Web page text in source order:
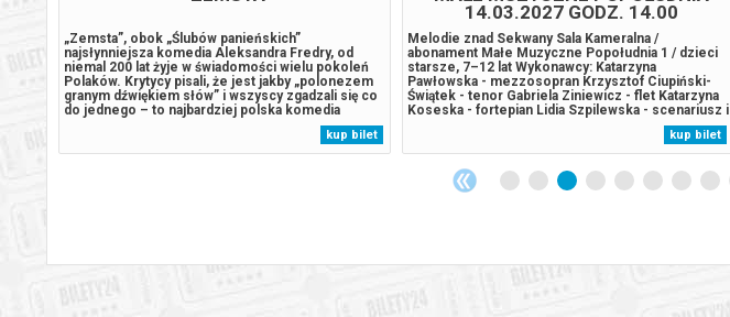
„Zemsta”, obok „Ślubów panieńskich”
najsłynniejsza komedia Aleksandra Fredry, od
niemal 200 lat żyje w świadomości wielu pokoleń
Polaków. Krytycy pisali, że jest jakby „polonezem
granym dźwiękiem słów” i wszyscy zgadzali się co
do jednego – to najbardziej polska komedia
Fredry. Sąsiedzki spór Cześnika i Rejenta staje się
w niej podstawą do ukazania ludzkich przywar,
wyśmiania małostkowości, ale i okazją...
kup bilet
14.03.2027 GODZ. 14.00
Melodie znad Sekwany Sala Kameralna /
abonament Małe Muzyczne Popołudnia 1 / dzieci
starsze, 7–12 lat Wykonawcy: Katarzyna
Pawłowska - mezzosopran Krzysztof Ciupiński-
Świątek - tenor Gabriela Ziniewicz - flet Katarzyna
Koseska - fortepian Lidia Szpilewska - scenariusz i
prowadzenie Zabieramy Was na kolejną muzyczną
wyprawę! Spróbujcie zgadnąć, dokąd? Na początku
odwiedzimy pewną stolicę, przez którą...
kup bilet